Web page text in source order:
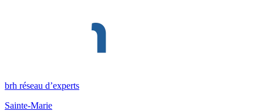
brh réseau d’experts
Sainte-Marie